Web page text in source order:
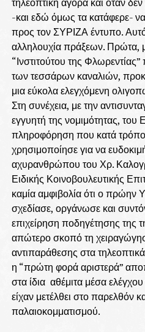
-και εδώ όμως τα κατάφερε-
προς τον ΣΥΡΙΖΑ έντυπο.
αλληλουχία πράξεων. Πρώτα,
“Ινστιτούτου της
των τεσσάρων καναλιών,
μια εύκολα ελεγχόμενη
Στη συνέχεια, με την
εγγυητή της νομιμότητας,
πληροφόρηση που κατά τρόπο
χρησιμοποίησε για να
αχυρανθρώπου του Χρ.
Ειδικής Κοινοβουλευτικής
καμία αμφιβολία ότι ο πρώην
σχεδίασε, οργάνωσε και
επιχείρηση ποδηγέτησης της
απώτερο σκοπό τη
αντιπαράθεσης στα
η “πρώτη φορά αριστερά”
στα ίδια αθέμιτα μέσα
είχαν μετέλθει στο παρελθόν
παλαιοκομματισμού.